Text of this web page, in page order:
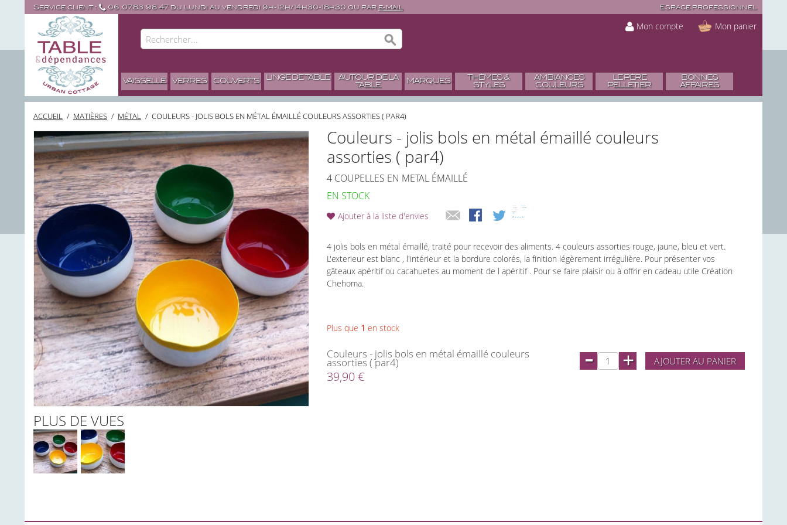
Service client : 06.07.83.98.47 du Lundi au vendredi 9h-12h/14h30-18h30 ou par e-mail Espace professionnel
Mon compte Mon panier
VAISSELLE VERRES COUVERTS LINGE DE TABLE
AUTOUR DE LA
TABLE
MARQUES
THÈMES &
STYLES
AMBIANCES
COULEURS
LE PÈRE
PELLETIER
BONNES
AFFAIRES
ACCUEIL / MATIÈRES / MÉTAL / COULEURS - JOLIS BOLS EN MÉTAL ÉMAILLÉ COULEURS ASSORTIES ( PAR4)
PLUS DE VUES
Couleurs - jolis bols en métal émaillé couleurs
assorties ( par4)
4 COUPELLES EN METAL ÉMAILLÉ
EN STOCK
Ajouter à la liste d'envies
4 jolis bols en métal émaillé, traité pour recevoir des aliments. 4 couleurs assorties rouge, jaune, bleu et vert.
L'exterieur est blanc , l'intérieur et la bordure colorés, la finition légèrement irrégulière. Pour présenter vos
gâteaux apéritif ou cacahuetes au moment de l apéritif . Pour se faire plaisir ou à offrir en cadeau utile Création
Chehoma.
Plus que 1 en stock
Couleurs - jolis bols en métal émaillé couleurs
assorties ( par4) AJOUTER AU PANIER
- +
39,90 €